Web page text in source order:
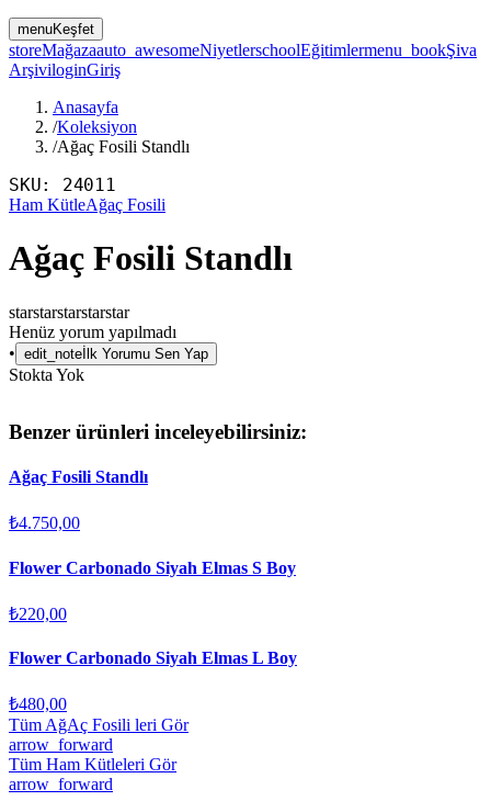
menuKeşfet
storeMağazaauto_awesomeNiyetlerschoolEğitimlermenu_bookŞiva
ArşiviloginGiriş
Anasayfa
/Koleksiyon
/Ağaç Fosili Standlı
SKU: 24011
Ham KütleAğaç Fosili
Ağaç Fosili Standlı
starstarstarstarstar
Henüz yorum yapılmadı
• edit_note İlk Yorumu Sen Yap
Stokta Yok
Benzer ürünleri inceleyebilirsiniz:
Ağaç Fosili Standlı
₺4.750,00
Flower Carbonado Siyah Elmas S Boy
₺220,00
Flower Carbonado Siyah Elmas L Boy
₺480,00
Tüm AğAç Fosili leri Gör
arrow_forward
Tüm Ham Kütleleri Gör
arrow_forward